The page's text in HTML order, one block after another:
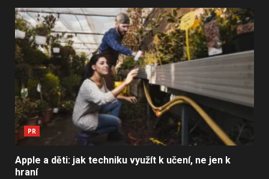
PR
Apple a děti: jak techniku využít k učení, ne jen k
hraní